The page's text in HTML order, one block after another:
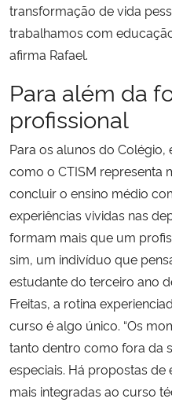
transformação de vida
trabalhamos com
afirma Rafael.
Para além da
profissional
Para os alunos do
como o CTISM representa
concluir o ensino médio
experiências vividas nas
formam mais que um
sim, um indivíduo que
estudante do terceiro ano
Freitas, a rotina
curso é algo único. “Os
tanto dentro como fora da
especiais. Há propostas de
mais integradas ao curso